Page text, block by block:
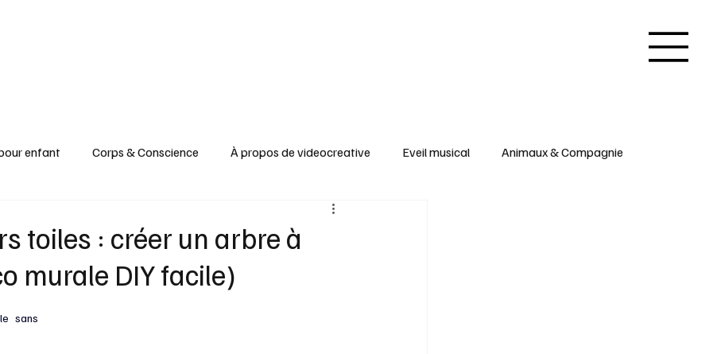
enfant Corps & Conscience À propos de videocreative Eveil musical Animaux & Compagnie
Tableaux & Arts créatifs
Apprendre & Découvrir
toiles : créer un arbre à
murale DIY facile)
sans